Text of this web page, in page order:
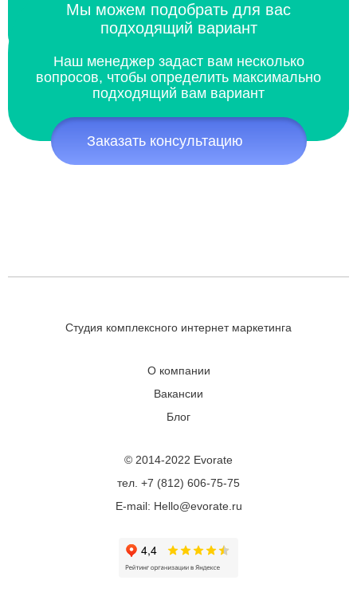
Мы можем подобрать для вас
подходящий вариант
Наш менеджер задаст вам несколько
вопросов, чтобы определить максимально
подходящий вам вариант
Заказать консультацию
Студия комплексного интернет маркетинга
О компании
Вакансии
Блог
© 2014-2022 Evorate
тел. +7 (812) 606-75-75
E-mail: Hello@evorate.ru